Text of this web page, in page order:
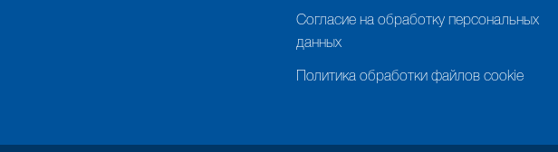
Согласие на обработку персональных
данных
Политика обработки файлов cookie